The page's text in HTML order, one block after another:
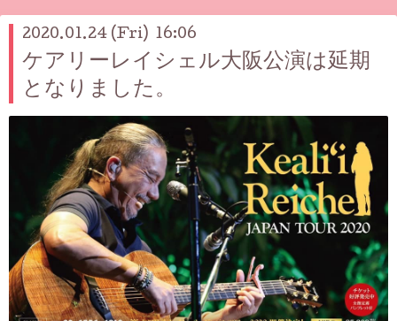
2020.01.24 (Fri) 16:06
ケアリーレイシェル大阪公演は延期
となりました。